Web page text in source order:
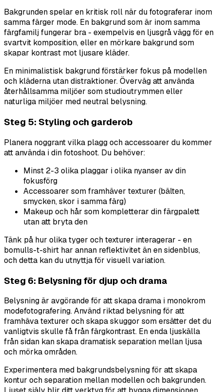
Bakgrunden spelar en kritisk roll när du fotograferar inom
samma färger mode. En bakgrund som är inom samma
färgfamilj fungerar bra - exempelvis en ljusgrå vägg för en
svartvit komposition, eller en mörkare bakgrund som
skapar kontrast mot ljusare kläder.
En minimalistisk bakgrund förstärker fokus på modellen
och kläderna utan distraktioner. Överväg att använda
återhållsamma miljöer som studioutrymmen eller
naturliga miljöer med neutral belysning.
Steg 5: Styling och garderob
Planera noggrant vilka plagg och accessoarer du kommer
att använda i din fotoshoot. Du behöver:
Minst 2-3 olika plaggar i olika nyanser av din
fokusförg
Accessoarer som framhäver texturer (bälten,
smycken, skor i samma färg)
Makeup och hår som kompletterar din färgpalett
utan att bryta den
Tänk på hur olika tyger och texturer interagerar - en
bomulls-t-shirt har annan reflektivitet än en sidenblus,
och detta kan du utnyttja för visuell variation.
Steg 6: Belysning för djup och drama
Belysning är avgörande för att skapa drama i monokrom
modefotografering. Använd riktad belysning för att
framhäva texturer och skapa skuggor som ersätter det du
vanligtvis skulle få från färgkontrast. En enda ljuskälla
från sidan kan skapa dramatisk separation mellan ljusa
och mörka områden.
Experimentera med bakgrundsbelysning för att skapa
kontur och separation mellan modellen och bakgrunden.